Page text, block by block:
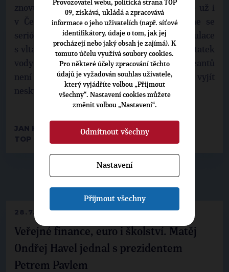
28.7.2026
Veřejné finance, euro i školství. Matěj
Ondřej Havel jednal s prezidentem
Petrem Pavlem
znovu ? Nebo přijmeme realitu, že klima se už i
v České republice opravdu mění a začneme se
seriózně bavit o tom, zda umírněná manipulace
s vltavskou kaskádou, zajišťující stabilně dostatek
vody pro výrobu elaktřiny i letní pohodlí rekreantů
není luxusem, který nás čas od času může vyjít
neskutečně draho ?
JAN HOZNEDR
TOP 09 HRADEC KRÁLOVÉ
Provozovatel webu, politická strana TOP
09, získává, ukládá a zpracovává
informace o jeho uživatelích (např. síťové
identifikátory, údaje o tom, jak jej
procházejí nebo jaký obsah je zajímá). K
tomuto účelu využívá soubory cookies.
Pro některé účely zpracování těchto
údajů je vyžadován souhlas uživatele,
který vyjádříte volbou „Přijmout
všechny“. Nastavení cookies můžete
změnit volbou „Nastavení“.
Odmítnout všechny
Nastavení
Přijmout všechny